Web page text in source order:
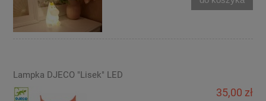
Lampka DJECO "Lisek" LED
35,00 zł